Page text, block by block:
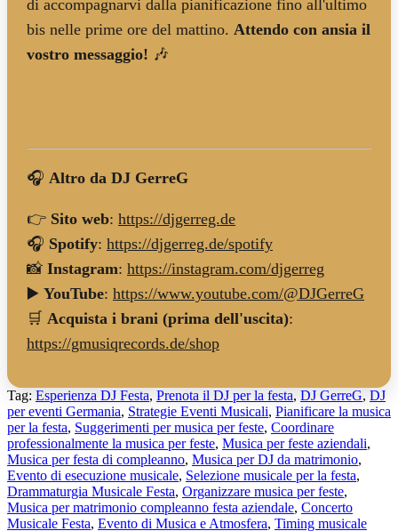
di accompagnarvi dalla pianificazione fino all'ultimo
bis nelle prime ore del mattino. Attendo con ansia il
vostro messaggio! 🎶
🎧 Altro da DJ GerreG
👉 Sito web: https://djgerreg.de
🎧 Spotify: https://djgerreg.de/spotify
📸 Instagram: https://instagram.com/djgerreg
▶️ YouTube: https://www.youtube.com/@DJGerreG
🛒 Acquista i brani (prima dell'uscita):
https://gmusiqrecords.de/shop
Tag: Esperienza DJ Festa, Prenota il DJ per la festa, DJ GerreG, DJ
per eventi Germania, Strategie Eventi Musicali, Pianificare la musica
per la festa, Suggerimenti per musica per feste, Coordinare
professionalmente la musica per feste, Musica per feste aziendali,
Musica per festa di compleanno, Musica per DJ da matrimonio,
Evento di esecuzione musicale, Selezione musicale per la festa,
Drammaturgia Musicale Festa, Organizzare musica per feste,
Musica per matrimonio compleanno festa aziendale, Concerto
Musicale Festa, Evento di Musica e Atmosfera, Timing musicale